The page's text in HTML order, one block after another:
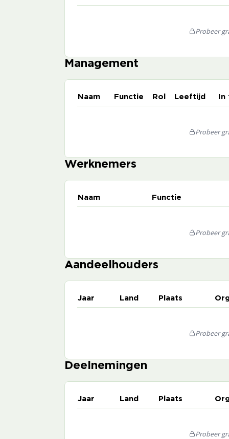
Probeer
Management
Naam Functie Rol Leeftijd
Probeer
Werknemers
Naam Functie
Probeer
Aandeelhouders
Jaar Land Plaats
Probeer
Deelnemingen
Jaar Land Plaats
Probeer